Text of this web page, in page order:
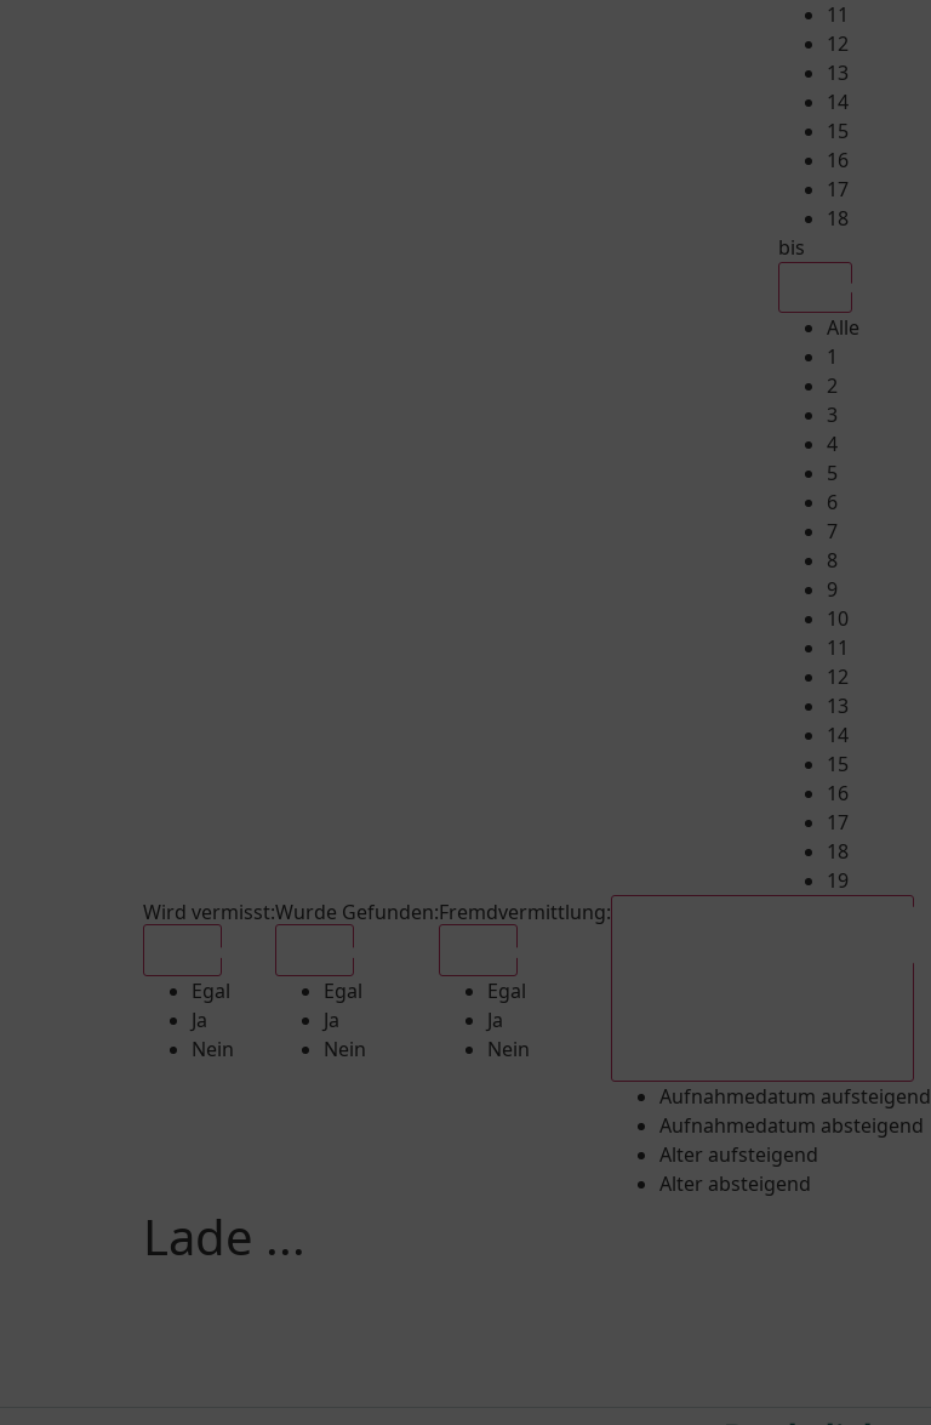
11
12
13
14
15
16
17
18
bis
Alle
1
2
3
4
5
6
7
8
9
10
11
12
13
14
15
16
17
18
19
Wird vermisst:
Egal
Ja
Nein
Wurde Gefunden:
Egal
Ja
Nein
Fremdvermittlung:
Egal
Ja
Nein
Aufnahmedatum aufsteigend
Aufnahmedatum absteigend
Alter aufsteigend
Alter absteigend
Lade ...